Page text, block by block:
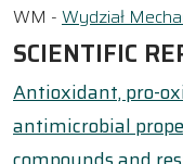
WM - Wydział
SCIENTIFIC
Antioxidant, pro-
antimicrobial